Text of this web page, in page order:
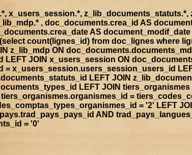
x_users_session.*,
, doc_documents.crea_id AS
AS
count(lignes_id) from doc_lignes where
z_lib_mdp ON
LEFT JOIN x_users_session ON
= x_users_session.users_session_users_id
LEFT JOIN
LEFT JOIN
=
= '2' LEFT
AND
= '0'